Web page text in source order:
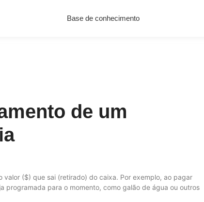
Base de conhecimento
de um
valor ($) que sai (retirado) do caixa. Por exemplo, ao pagar
programada para o momento, como galão de água ou outros